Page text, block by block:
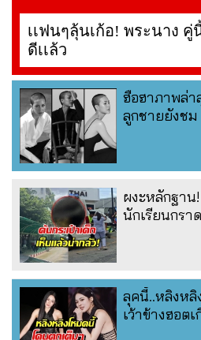
เเฟนๆลุ้นเก้อ! พระนาง
ดีเเล้ว
ฮือฮาภาพล่
ลูกชายยังชม
ผงะหลักฐาน
นักเรียนกรา
ลุคนี้..หลิงหลิ
เว้าข้างฮอต